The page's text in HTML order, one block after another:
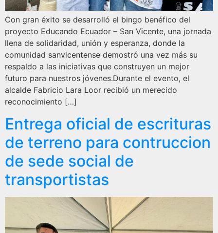
Con gran éxito se desarrolló el bingo benéfico del
proyecto Educando Ecuador – San Vicente, una jornada
llena de solidaridad, unión y esperanza, donde la
comunidad sanvicentense demostró una vez más su
respaldo a las iniciativas que construyen un mejor
futuro para nuestros jóvenes.Durante el evento, el
alcalde Fabricio Lara Loor recibió un merecido
reconocimiento […]
Entrega oficial de escrituras
de terreno para contruccion
de sede social de
transportistas